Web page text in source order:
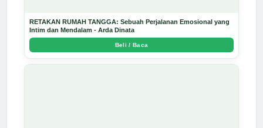
RETAKAN RUMAH TANGGA: Sebuah Perjalanan Emosional yang
Intim dan Mendalam - Arda Dinata
Beli / Baca